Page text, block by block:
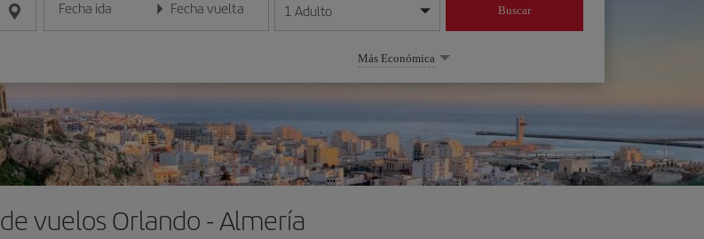
Fecha ida
Introduce la fecha en formato día/mes/año
Fecha vuelta
Introduce la fecha en formato día/mes/año
1 Adulto Buscar
Más Económica
vuelos Orlando - Almería